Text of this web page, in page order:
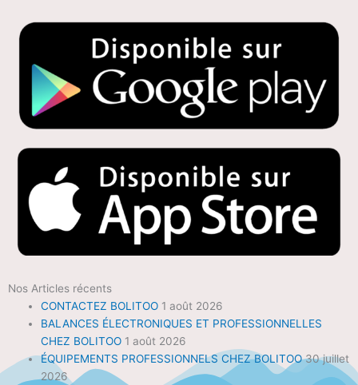
Nos Articles récents
CONTACTEZ BOLITOO 1 août 2026
BALANCES ÉLECTRONIQUES ET PROFESSIONNELLES
CHEZ BOLITOO 1 août 2026
ÉQUIPEMENTS PROFESSIONNELS CHEZ BOLITOO 30 juillet
2026